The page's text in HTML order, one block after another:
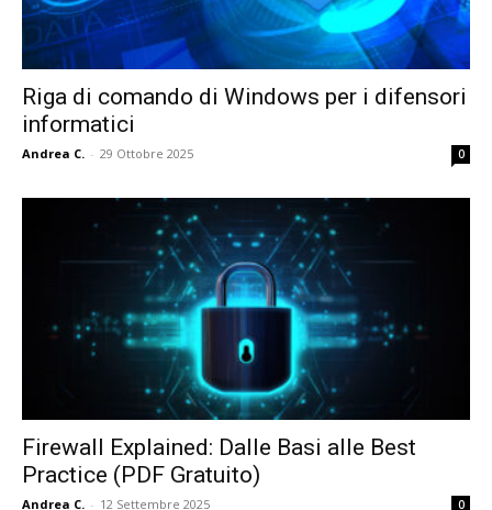
Riga di comando di Windows per i difensori
informatici
Andrea C. - 29 Ottobre 2025 0
Firewall Explained: Dalle Basi alle Best
Practice (PDF Gratuito)
Andrea C. - 12 Settembre 2025 0